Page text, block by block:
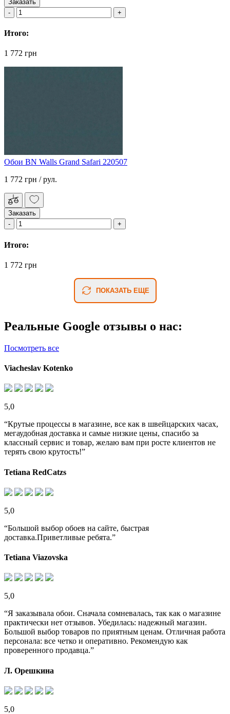
Заказать
Итого:
1 772 грн
Обои BN Walls Grand Safari 220507
1 772 грн / рул.
Заказать
Итого:
1 772 грн
ПОКАЗАТЬ ЕЩЕ
Реальные Google отзывы о нас:
Посмотреть все
Viacheslav Kotenko
5,0
“Крутые процессы в магазине, все как в швейцарских часах,
мегаудобная доставка и самые низкие цены, спасибо за
классный сервис и товар, желаю вам при росте клиентов не
терять свою крутость!”
Tetiana RedCatzs
5,0
“Большой выбор обоев на сайте, быстрая
доставка.Приветливые ребята.”
Tetiana Viazovska
5,0
“Я заказывала обои. Сначала сомневалась, так как о магазине
практически нет отзывов. Убедилась: надежный магазин.
Большой выбор товаров по приятным ценам. Отличная работа
персонала: все четко и оперативно. Рекомендую как
проверенного продавца.”
Л. Орешкина
5,0